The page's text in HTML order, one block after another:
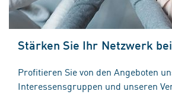
Stärken Sie Ihr Netzwerk
Profitieren Sie von den Angeboten
Interessensgruppen und unseren